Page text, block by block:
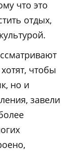
что это
отдых,
чтобы
но и
завели